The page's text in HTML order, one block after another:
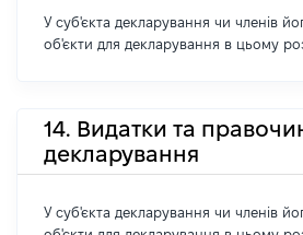
У суб'єкта декларування чи членів
об'єкти для декларування в цьому
14. Видатки та
декларування
У суб'єкта декларування чи членів